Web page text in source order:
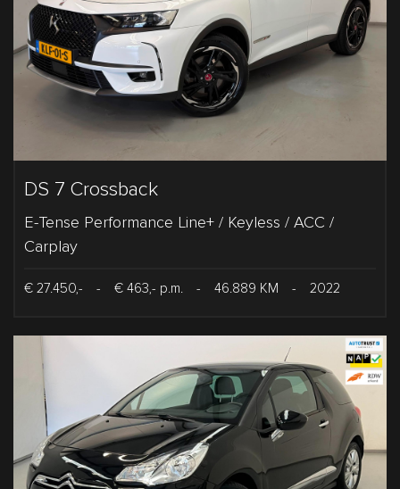
DS 7 Crossback
E-Tense Performance Line+ / Keyless / ACC /
Carplay
€ 27.450,- - € 463,- p.m. - 46.889 KM - 2022